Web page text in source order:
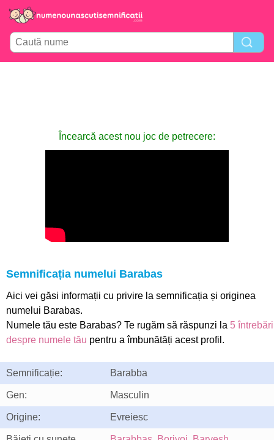
Încearcă acest nou joc de petrecere:
Semnificația numelui Barabas
Aici vei găsi informații cu privire la semnificația și originea
numelui Barabas.
Numele tău este Barabas? Te rugăm să răspunzi la 5 întrebări
despre numele tău pentru a îmbunătăți acest profil.
Semnificație: Barabba
Gen: Masculin
Origine: Evreiesc